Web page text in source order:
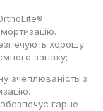
хорошу
запаху;
зчеплюваність з
гарне